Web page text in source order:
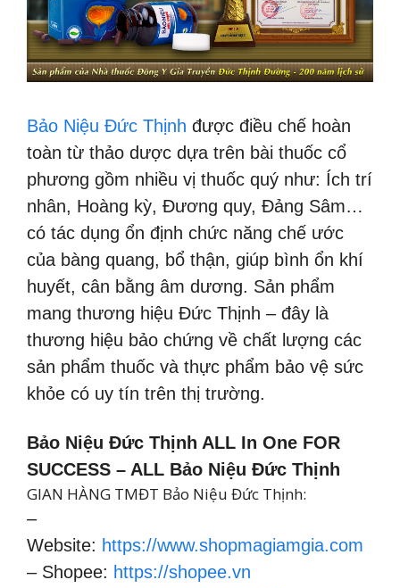
Bảo Niệu Đức Thịnh được điều chế hoàn
toàn từ thảo dược dựa trên bài thuốc cổ
phương gồm nhiều vị thuốc quý như: Ích trí
nhân, Hoàng kỳ, Đương quy, Đảng Sâm…
có tác dụng ổn định chức năng chế ước
của bàng quang, bổ thận, giúp bình ổn khí
huyết, cân bằng âm dương. Sản phẩm
mang thương hiệu Đức Thịnh – đây là
thương hiệu bảo chứng về chất lượng các
sản phẩm thuốc và thực phẩm bảo vệ sức
khỏe có uy tín trên thị trường.
Bảo Niệu Đức Thịnh ALL In One FOR
SUCCESS – ALL Bảo Niệu Đức Thịnh
GIAN HÀNG TMĐT Bảo Niệu Đức Thịnh:
–
Website: https://www.shopmagiamgia.com
– Shopee: https://shopee.vn